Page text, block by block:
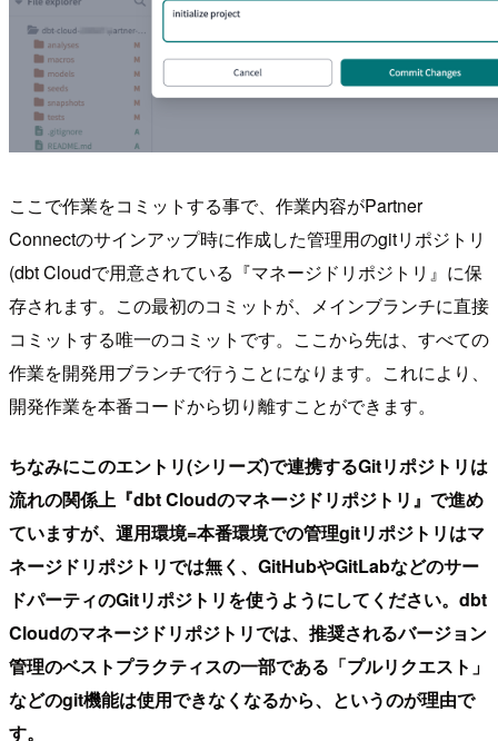
ここで作業をコミットする事で、作業内容がPartner
Connectのサインアップ時に作成した管理用のgitリポジトリ
(dbt Cloudで用意されている『マネージドリポジトリ』に保
存されます。この最初のコミットが、メインブランチに直接
コミットする唯一のコミットです。ここから先は、すべての
作業を開発用ブランチで行うことになります。これにより、
開発作業を本番コードから切り離すことができます。
ちなみにこのエントリ(シリーズ)で連携するGitリポジトリは
流れの関係上『dbt Cloudのマネージドリポジトリ』で進め
ていますが、運用環境=本番環境での管理gitリポジトリはマ
ネージドリポジトリでは無く、GitHubやGitLabなどのサー
ドパーティのGitリポジトリを使うようにしてください。dbt
Cloudのマネージドリポジトリでは、推奨されるバージョン
管理のベストプラクティスの一部である「プルリクエスト」
などのgit機能は使用できなくなるから、というのが理由で
す。